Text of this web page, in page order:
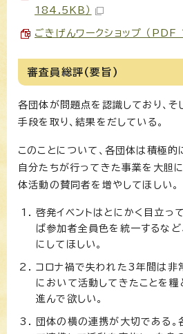
184.5KB）
ごきげんワークショップ （
審査員総評(要旨)
各団体が問題点を認識しており、そ
手段を取り、結果をだしている。
このことについて、各団体は積極的
自分たちが行ってきた事業を大胆
体活動の賛同者を増やしてほしい。
啓発イベントはとにかく目立っ
ば参加者全員色を統一するなど
にしてほしい。
コロナ禍で失われた3年間は非
において活動してきたことを糧
進んで欲しい。
団体の横の連携が大切である